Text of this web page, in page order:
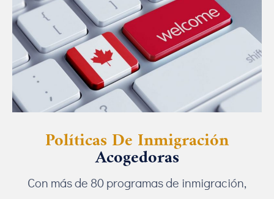
Políticas De Inmigración
Acogedoras
Con más de 80 programas de inmigración,